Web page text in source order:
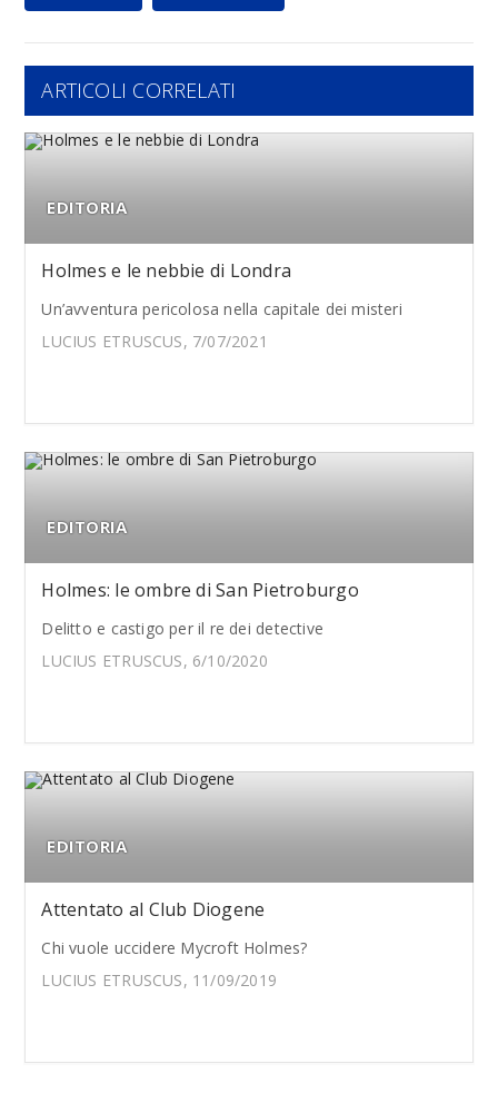
ARTICOLI CORRELATI
EDITORIA
Holmes e le nebbie di Londra
Un’avventura pericolosa nella capitale dei misteri
LUCIUS ETRUSCUS, 7/07/2021
EDITORIA
Holmes: le ombre di San Pietroburgo
Delitto e castigo per il re dei detective
LUCIUS ETRUSCUS, 6/10/2020
EDITORIA
Attentato al Club Diogene
Chi vuole uccidere Mycroft Holmes?
LUCIUS ETRUSCUS, 11/09/2019